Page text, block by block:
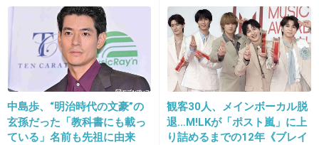
中島歩、“明治時代の文豪”の
玄孫だった「教科書にも載っ
ている」名前も先祖に由来
観客30人、メインボーカル脱
退…M!LKが「ポスト嵐」に上
り詰めるまでの12年《ブレイ